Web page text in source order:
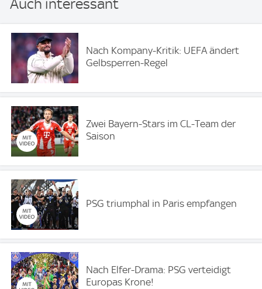
Auch interessant
Nach Kompany-Kritik: UEFA ändert
Gelbsperren-Regel
Zwei Bayern-Stars im CL-Team der
Saison
PSG triumphal in Paris empfangen
Nach Elfer-Drama: PSG verteidigt
Europas Krone!